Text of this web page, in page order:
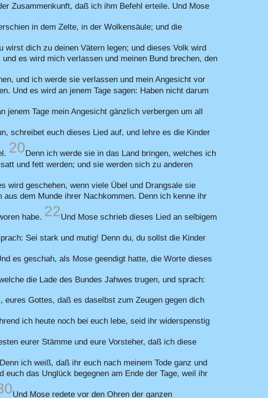
Zusammenkunft, daß ich ihm Befehl erteile. Und Mose
in dem Zelte, in der Wolkensäule; und die
wirst dich zu deinen Vätern legen; und dieses Volk wird
es wird mich verlassen und meinen Bund brechen, den
und ich werde sie verlassen und mein Angesicht vor
Und es wird an jenem Tage sagen: Haben nicht darum
jenem Tage mein Angesicht gänzlich verbergen um all
schreibet euch dieses Lied auf, und lehre es die Kinder
20Denn ich werde sie in das Land bringen, welches ich
und fett werden; und sie werden sich zu anderen
wird geschehen, wenn viele Übel und Drangsale sie
dem Munde ihrer Nachkommen. Denn ich kenne ihr
habe. 22Und Mose schrieb dieses Lied an selbigem
Sei stark und mutig! Denn du, du sollst die Kinder
es geschah, als Mose geendigt hatte, die Worte dieses
die Lade des Bundes Jahwes trugen, und sprach:
Gottes, daß es daselbst zum Zeugen gegen dich
ich heute noch bei euch lebe, seid ihr widerspenstig
eurer Stämme und eure Vorsteher, daß ich diese
Denn ich weiß, daß ihr euch nach meinem Tode ganz und
das Unglück begegnen am Ende der Tage, weil ihr
Und Mose redete vor den Ohren der ganzen